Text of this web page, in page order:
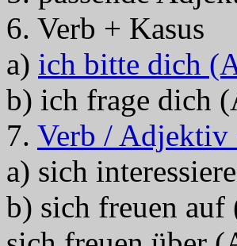
6. Verb + Kasus
a) ich bitte dich
b) ich frage dich
7. Verb / Adjektiv
a) sich
b) sich freuen